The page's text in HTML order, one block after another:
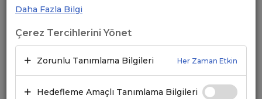
Daha Fazla Bilgi
Çerez Tercihlerini Yönet
Zorunlu Tanımlama Bilgileri Her Zaman Etkin
Hedefleme Amaçlı Tanımlama Bilgileri